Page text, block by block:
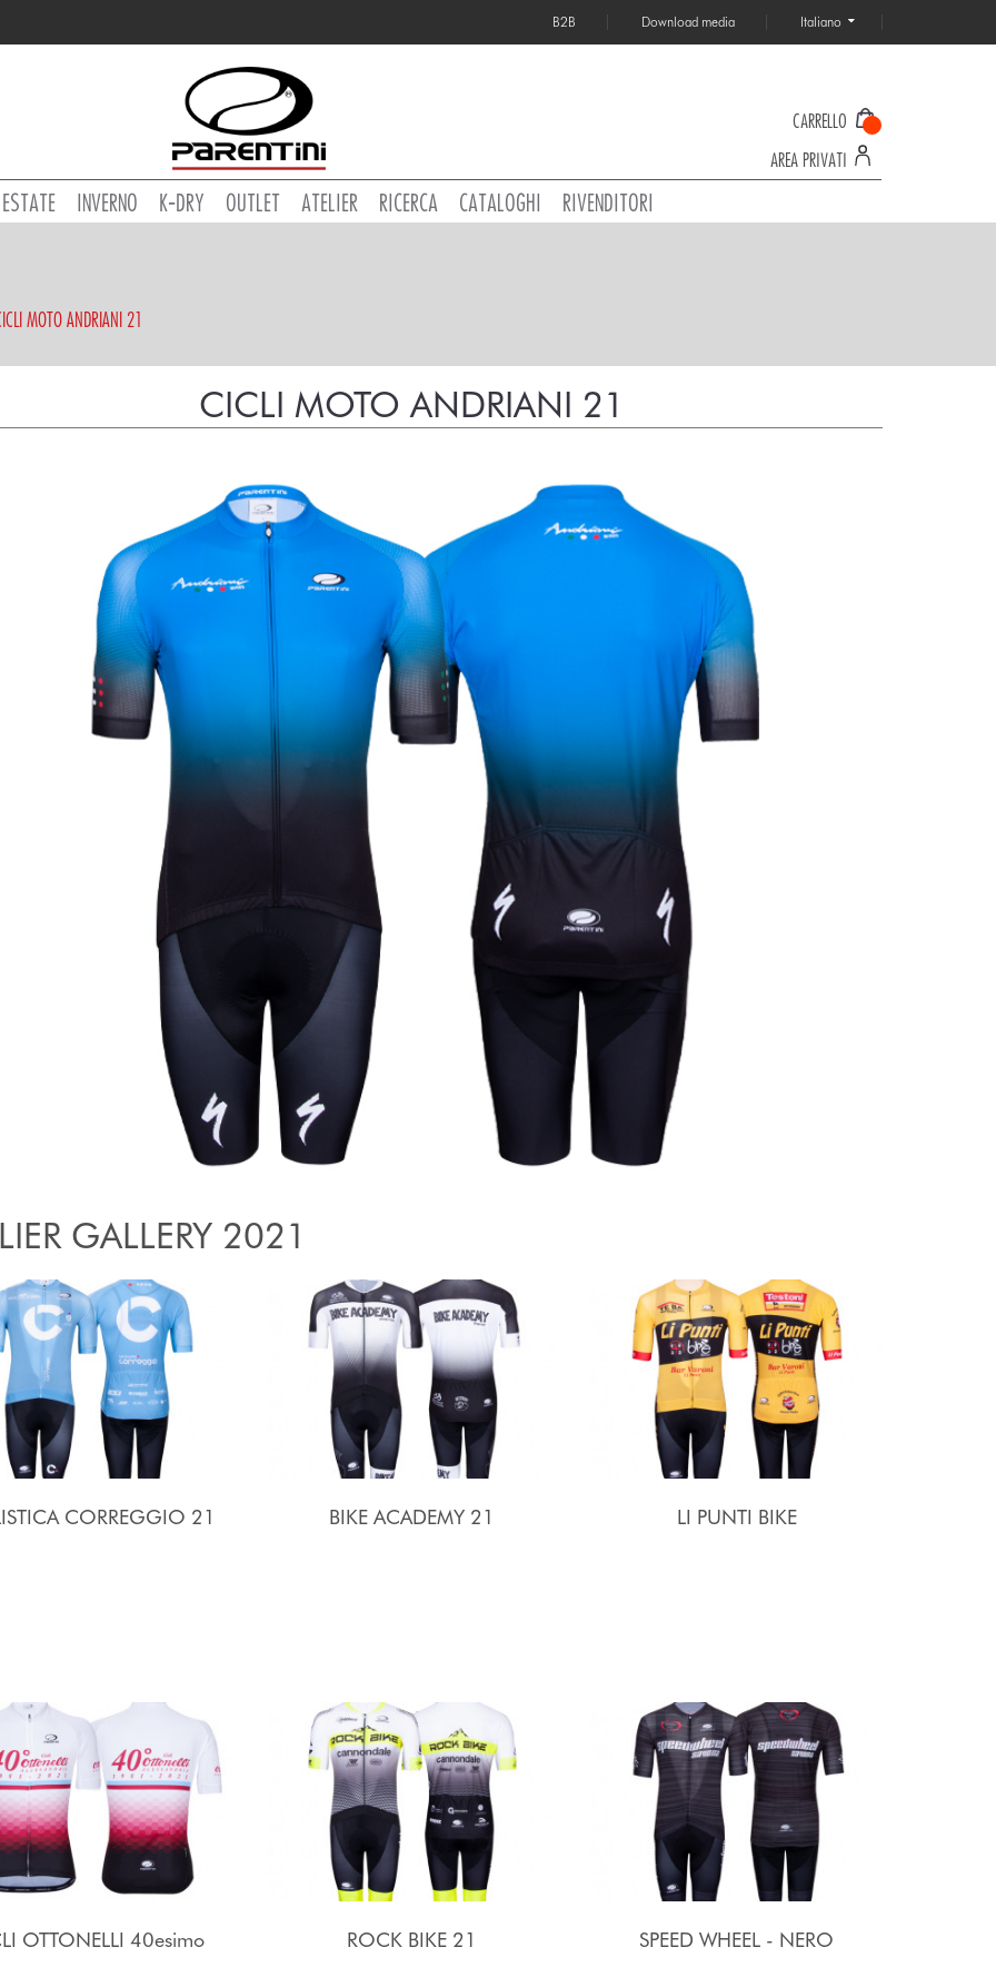
B2B Download media Italiano
CARRELLO
AREA PRIVATI
ESTATE INVERNO K-DRY OUTLET ATELIER RICERCA CATALOGHI RIVENDITORI
MOTO ANDRIANI 21
CICLI MOTO ANDRIANI 21
GALLERY 2021
CORREGGIO 21 BIKE ACADEMY 21 LI PUNTI BIKE
OTTONELLI 40esimo ROCK BIKE 21 SPEED WHEEL - NERO